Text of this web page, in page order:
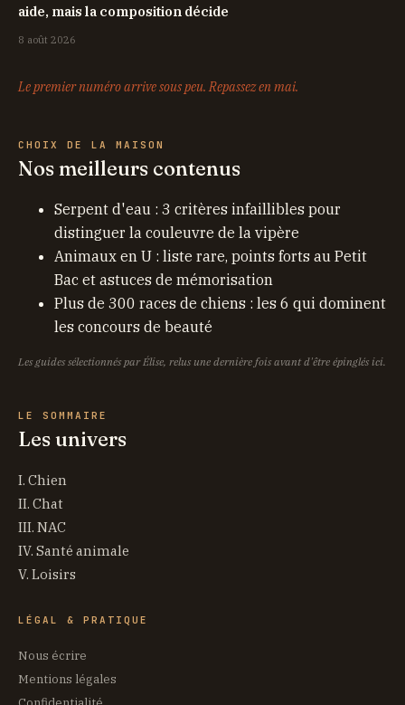
aide, mais la composition décide
8 août 2026
Le premier numéro arrive sous peu. Repassez en mai.
CHOIX DE LA MAISON
Nos meilleurs contenus
Serpent d'eau : 3 critères infaillibles pour
distinguer la couleuvre de la vipère
Animaux en U : liste rare, points forts au Petit
Bac et astuces de mémorisation
Plus de 300 races de chiens : les 6 qui dominent
les concours de beauté
Les guides sélectionnés par Élise, relus une dernière fois avant d'être épinglés ici.
LE SOMMAIRE
Les univers
I. Chien
II. Chat
III. NAC
IV. Santé animale
V. Loisirs
LÉGAL & PRATIQUE
Nous écrire
Mentions légales